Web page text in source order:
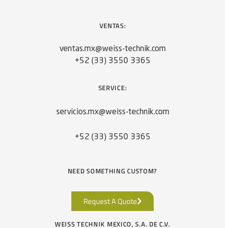
VENTAS:
ventas.mx@weiss-technik.com
+52 (33) 3550 3365
SERVICE:
servicios.mx@weiss-technik.com
+52 (33) 3550 3365
NEED SOMETHING CUSTOM?
Request A Quote
WEISS TECHNIK MEXICO, S.A. DE C.V.